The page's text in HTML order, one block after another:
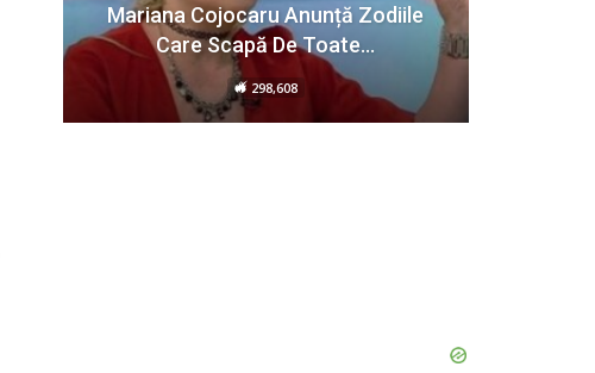
Mariana Cojocaru Anunță Zodiile
Care Scapă De Toate…
298,608